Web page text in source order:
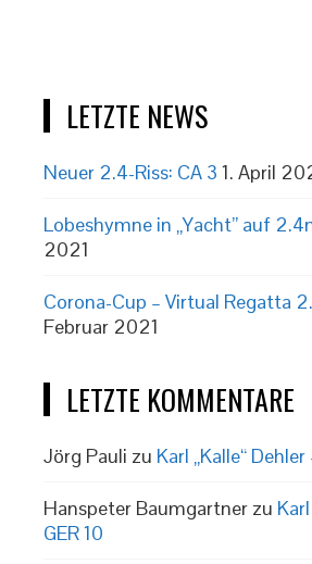
LETZTE NEWS
Neuer 2.4-Riss: CA 3 1. April
Lobeshymne in „Yacht” auf
2021
Corona-Cup – Virtual Regatta
Februar 2021
LETZTE KOMMENTARE
Jörg Pauli zu Karl „Kalle“ Dehler
Hanspeter Baumgartner zu
GER 10